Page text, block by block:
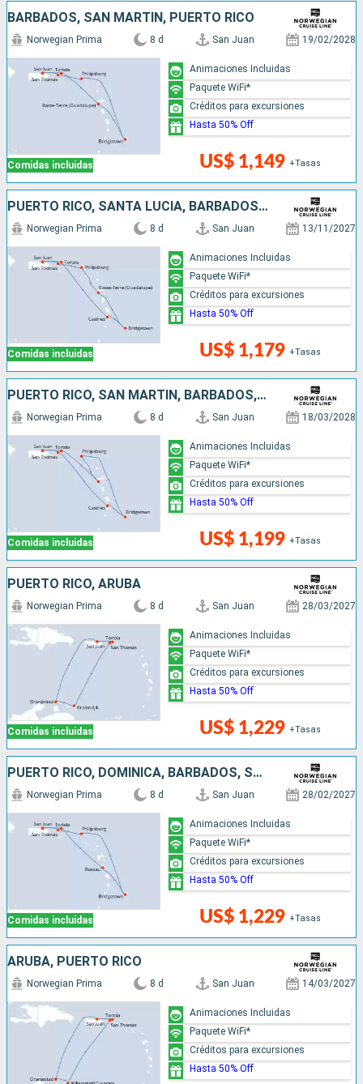
BARBADOS, SAN MARTÍN, PUERTO RICO
Comidas incluidas
Norwegian Prima 8 d San Juan 19/02/2028
US$ 1,149 +Tasas
Animaciones Incluidas
Paquete WiFi*
Créditos para excursiones
Hasta 50% Off
PUERTO RICO, SANTA LUCIA, BARBADOS, SAN MARTÍN
Comidas incluidas
Norwegian Prima 8 d San Juan 13/11/2027
US$ 1,179 +Tasas
Animaciones Incluidas
Paquete WiFi*
Créditos para excursiones
Hasta 50% Off
PUERTO RICO, SAN MARTÍN, BARBADOS, SANTA LUCIA
Comidas incluidas
Norwegian Prima 8 d San Juan 18/03/2028
US$ 1,199 +Tasas
Animaciones Incluidas
Paquete WiFi*
Créditos para excursiones
Hasta 50% Off
PUERTO RICO, ARUBA
Comidas incluidas
Norwegian Prima 8 d San Juan 28/03/2027
US$ 1,229 +Tasas
Animaciones Incluidas
Paquete WiFi*
Créditos para excursiones
Hasta 50% Off
PUERTO RICO, DOMINICA, BARBADOS, SAN MARTÍN
Comidas incluidas
Norwegian Prima 8 d San Juan 28/02/2027
US$ 1,229 +Tasas
Animaciones Incluidas
Paquete WiFi*
Créditos para excursiones
Hasta 50% Off
ARUBA, PUERTO RICO
Norwegian Prima 8 d San Juan 14/03/2027
Animaciones Incluidas
Paquete WiFi*
Créditos para excursiones
Hasta 50% Off